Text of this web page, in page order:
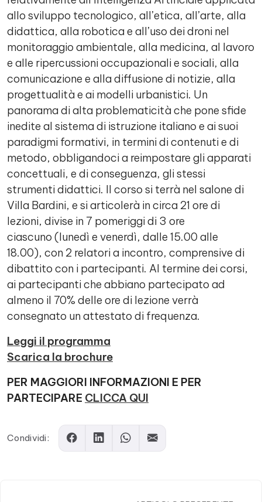
allo sviluppo tecnologico, all’etica, all’arte, alla
didattica, alla robotica e all’uso dei droni nel
monitoraggio ambientale, alla medicina, al lavoro
e alle ripercussioni occupazionali e sociali, alla
comunicazione e alla diffusione di notizie, alla
progettualità e ai modelli urbanistici. Un
panorama di alta problematicità che pone sfide
inedite al sistema di istruzione italiano e ai suoi
paradigmi formativi, in termini di contenuti e di
metodo, obbligandoci a reimpostare gli apparati
concettuali, e di conseguenza, gli stessi
strumenti didattici. Il corso si terrà nel salone di
Villa Bardini, e si articolerà in circa 21 ore di
lezioni, divise in 7 pomeriggi di 3 ore
ciascuno (lunedì e venerdì, dalle 15.00 alle
18.00), con 2 relatori a incontro, comprensive di
dibattito con i partecipanti. Al termine dei corsi,
ai partecipanti che abbiano partecipato ad
almeno il 70% delle ore di lezione verrà
consegnato un attestato di frequenza.
Leggi il programma
Scarica la brochure
PER MAGGIORI INFORMAZIONI E PER
PARTECIPARE CLICCA QUI
Condividi: